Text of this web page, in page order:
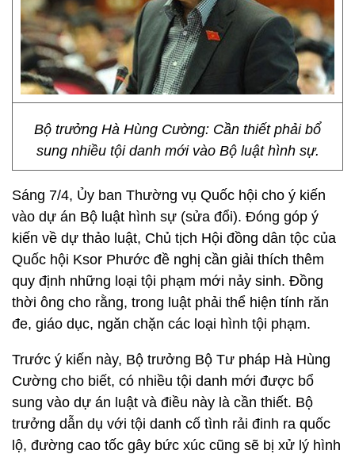
Bộ trưởng Hà Hùng Cường: Cần thiết phải bổ
sung nhiều tội danh mới vào Bộ luật hình sự.
Sáng 7/4, Ủy ban Thường vụ Quốc hội cho ý kiến
vào dự án Bộ luật hình sự (sửa đổi). Đóng góp ý
kiến về dự thảo luật, Chủ tịch Hội đồng dân tộc của
Quốc hội Ksor Phước đề nghị cần giải thích thêm
quy định những loại tội phạm mới nảy sinh. Đồng
thời ông cho rằng, trong luật phải thể hiện tính răn
đe, giáo dục, ngăn chặn các loại hình tội phạm.
Trước ý kiến này, Bộ trưởng Bộ Tư pháp Hà Hùng
Cường cho biết, có nhiều tội danh mới được bổ
sung vào dự án luật và điều này là cần thiết. Bộ
trưởng dẫn dụ với tội danh cố tình rải đinh ra quốc
lộ, đường cao tốc gây bức xúc cũng sẽ bị xử lý hình